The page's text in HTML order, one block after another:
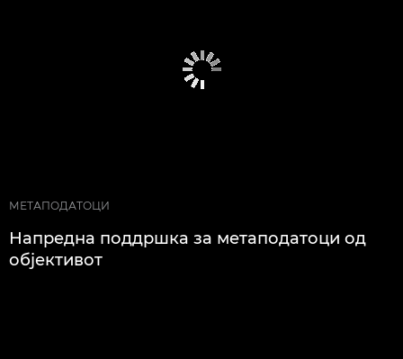
МЕТАПОДАТОЦИ
Напредна поддршка за метаподатоци од
објективот